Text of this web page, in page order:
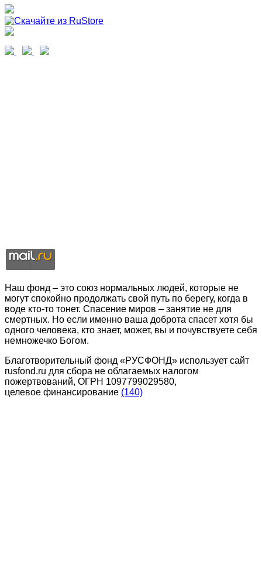
Наш фонд – это союз нормальных людей, которые не
могут спокойно продолжать свой путь по берегу, когда в
воде кто-то тонет. Спасение миров – занятие не для
смертных. Но если именно ваша доброта спасет хотя бы
одного человека, кто знает, может, вы и почувствуете себя
немножечко Богом.
Благотворительный фонд «РУСФОНД» использует сайт
rusfond.ru для сбора не облагаемых налогом
пожертвований, ОГРН 1097799029580,
целевое финансирование (140)